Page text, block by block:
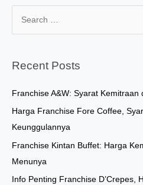
r
h
f
o
r
:
Recent Posts
Franchise A&W: Syarat Kemitraan
Harga Franchise Fore Coffee,
Keunggulannya
Franchise Kintan Buffet: Harga
Menunya
Info Penting Franchise D’Crepes,